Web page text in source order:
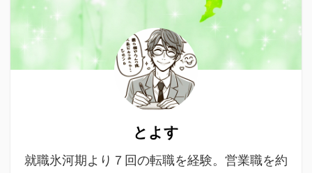
とよす
就職氷河期より７回の転職を経験。営業職を約